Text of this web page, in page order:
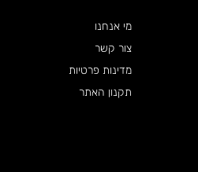
מי אנחנו
צור קשר
מדינות פרטיות
תקנון האתר